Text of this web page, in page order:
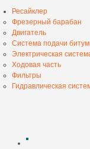
Ресайклер
Фрезерный барабан
Двигатель
Система подачи
Электрическая
Ходовая часть
Фильтры
Гидравлическая